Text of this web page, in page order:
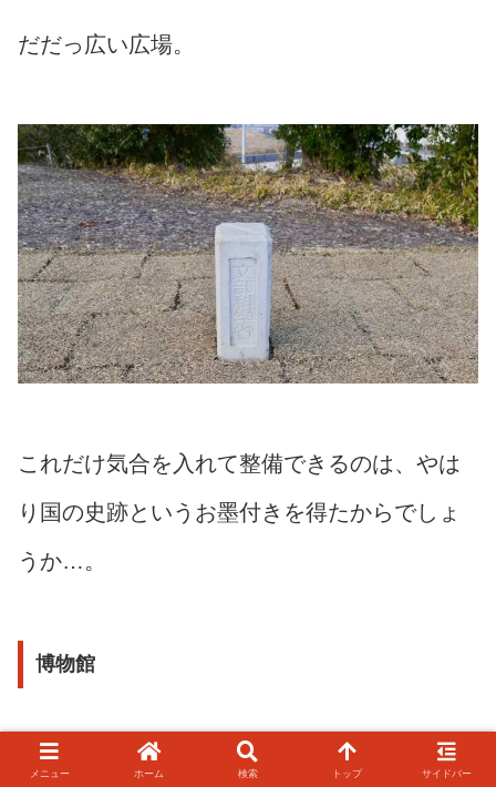
だだっ広い広場。
これだけ気合を入れて整備できるのは、やは
り国の史跡というお墨付きを得たからでしょ
うか…。
博物館
メニュー ホーム 検索 トップ サイドバー